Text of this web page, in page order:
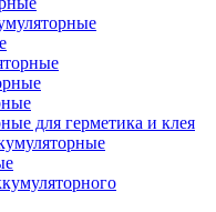
для герметика и клея